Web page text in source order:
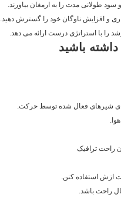
سود طولانی مدت را به ارمغان بیاورند.
و افزایش ناوگان خود را گسترش دهید.
را با استراتژی درست ارائه می دهد.
باشید
شیرهای فعال شده توسط حرکت.
راحت ترافیک
ازش استفاده کنن.
راحت باشد.